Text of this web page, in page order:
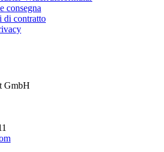
consegna
di contratto
GmbH